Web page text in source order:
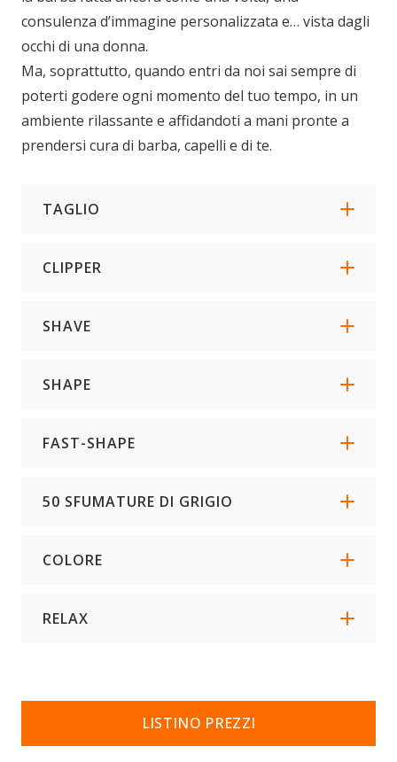
consulenza d’immagine personalizzata e… vista dagli
occhi di una donna.
Ma, soprattutto, quando entri da noi sai sempre di
poterti godere ogni momento del tuo tempo, in un
ambiente rilassante e affidandoti a mani pronte a
prendersi cura di barba, capelli e di te.
TAGLIO
CLIPPER
SHAVE
SHAPE
FAST-SHAPE
50 SFUMATURE DI GRIGIO
COLORE
RELAX
LISTINO PREZZI